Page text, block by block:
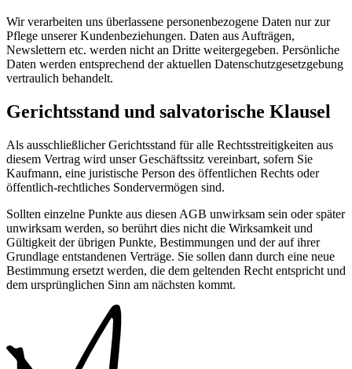
Wir verarbeiten uns überlassene personenbezogene Daten nur zur
Pflege unserer Kundenbeziehungen. Daten aus Aufträgen,
Newslettern etc. werden nicht an Dritte weitergegeben. Persönliche
Daten werden entsprechend der aktuellen Datenschutzgesetzgebung
vertraulich behandelt.
Gerichtsstand und salvatorische Klausel
Als ausschließlicher Gerichtsstand für alle Rechtsstreitigkeiten aus
diesem Vertrag wird unser Geschäftssitz vereinbart, sofern Sie
Kaufmann, eine juristische Person des öffentlichen Rechts oder
öffentlich-rechtliches Sondervermögen sind.
Sollten einzelne Punkte aus diesen AGB unwirksam sein oder später
unwirksam werden, so berührt dies nicht die Wirksamkeit und
Gültigkeit der übrigen Punkte, Bestimmungen und der auf ihrer
Grundlage entstandenen Verträge. Sie sollen dann durch eine neue
Bestimmung ersetzt werden, die dem geltenden Recht entspricht und
dem ursprünglichen Sinn am nächsten kommt.